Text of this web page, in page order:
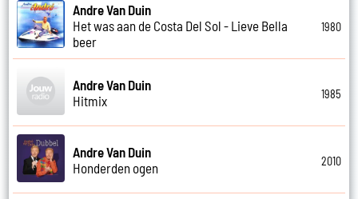
Andre Van Duin
Het was aan de Costa Del Sol - Lieve Bella
beer
1980
Andre Van Duin
Hitmix
1985
Andre Van Duin
Honderden ogen
2010